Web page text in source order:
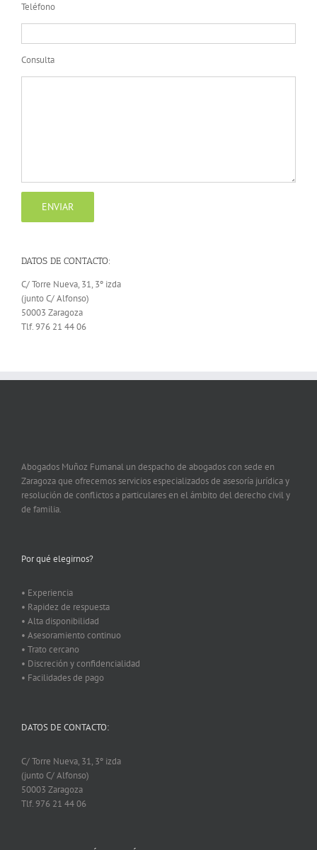
Teléfono
Consulta
DATOS DE CONTACTO:
C/ Torre Nueva, 31, 3º izda
(junto C/ Alfonso)
50003 Zaragoza
Tlf. 976 21 44 06
Abogados Muñoz Fumanal un despacho de abogados con sede en
Zaragoza que ofrecemos servicios especializados de asesoría jurídica y
resolución de conflictos a particulares en el ámbito del derecho civil y
de familia.
Por qué elegirnos?
• Experiencia
• Rapidez de respuesta
• Alta disponibilidad
• Asesoramiento continuo
• Trato cercano
• Discreción y confidencialidad
• Facilidades de pago
DATOS DE CONTACTO:
C/ Torre Nueva, 31, 3º izda
(junto C/ Alfonso)
50003 Zaragoza
Tlf. 976 21 44 06